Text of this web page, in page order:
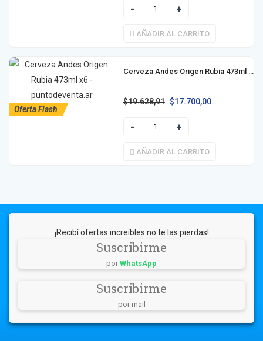
AÑADIR AL CARRITO
Oferta Flash
Cerveza Andes Origen Rubia 473ml x6
$19.628,91 $17.700,00
AÑADIR AL CARRITO
¡Recibí ofertas increíbles no te las pierdas!
Suscribirme
por WhatsApp
Suscribirme
por mail